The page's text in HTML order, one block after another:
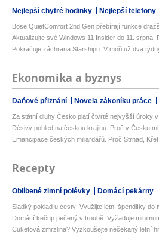
Nejlepší chytré hodinky Nejlepší telefony
Bose QuietComfort 2nd Gen přebírají funkce
Aktualizujte své Windows 11 Insider do 11. srpna.
Pokračuje záchrana Starshipu. V moři už dva
Ekonomika a byznys
Daňové přiznání Novela zákoníku práce
Za státní dluhy Česko platí čtvrté nejvyšší úroky
Děsivý pohled na českou krajinu. Proč v Česku
Emancipace českých miliardářů. Proč Strnad,
Recepty
Oblíbené zimní polévky Domácí pekárny
Sladký poklad u cesty: Využijte letní špendlíky do
Domácí kečup pečený v troubě: Vyžaduje
Cuketová zmrzlina? Vyzkoušejte nečekaný letní